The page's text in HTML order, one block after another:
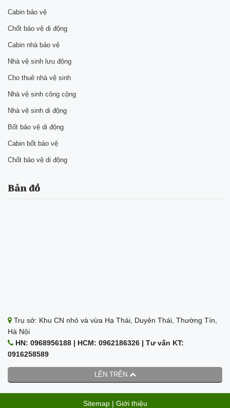
LÊN TRÊN
Cabin bảo vệ
Chốt bảo vệ di động
Cabin nhà bảo vệ
Nhà vệ sinh lưu động
Cho thuê nhà vệ sinh
Nhà vệ sinh công cộng
Nhà vệ sinh di động
Bốt bảo vệ di động
Cabin bốt bảo vệ
Chốt bảo vệ di động
Bản đồ
Trụ sở: Khu CN nhỏ và vừa Hạ Thái, Duyên Thái, Thường Tín,
Hà Nội
HN: 0968956188 | HCM: 0962186326 | Tư vấn KT:
0916258589
Sitemap| Giới thiệu